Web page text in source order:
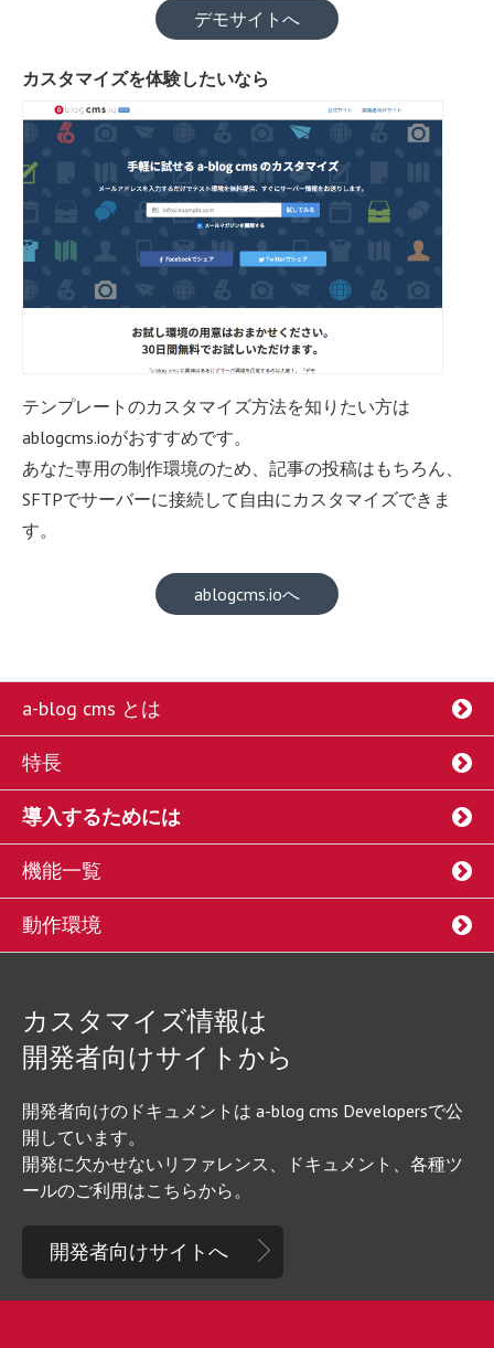
デモサイトへ
カスタマイズを体験したいなら
テンプレートのカスタマイズ方法を知りたい方は
ablogcms.ioがおすすめです。
あなた専用の制作環境のため、記事の投稿はもちろん、
SFTPでサーバーに接続して自由にカスタマイズできま
す。
ablogcms.ioへ
a-blog cms とは
特長
導入するためには
機能一覧
動作環境
カスタマイズ情報は
開発者向けサイトから
開発者向けのドキュメントは a-blog cms Developersで公
開しています。
開発に欠かせないリファレンス、ドキュメント、各種ツ
ールのご利用はこちらから。
開発者向けサイトへ